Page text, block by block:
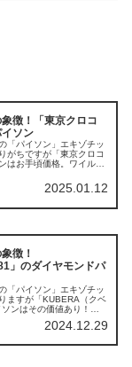
徴！「東京クロコ
ソン
「パイソン」エキゾチッ
がちですが「東京クロコ
はお手頃価格。ワイルド
2025.01.12
徴！
」のダイヤモンドパ
「パイソン」エキゾチッ
ますが「KUBERA（クベ
ンはその価値あり！美
に染め上げたファッショ
2024.12.29